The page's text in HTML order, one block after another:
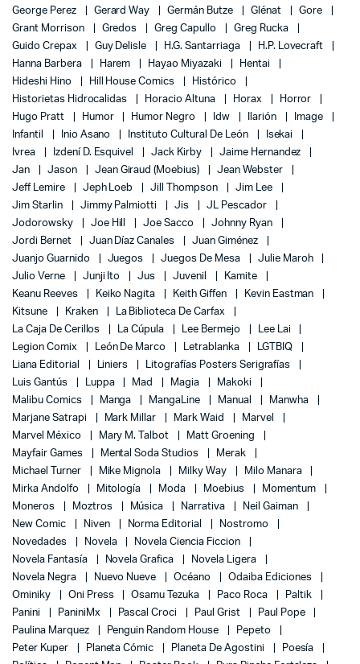
George Perez
Gerard Way Germán Butze Glénat
Gore
Grant Morrison
Gredos Greg Capullo
Greg Rucka
Guido Crepax
Guy Delisle H.G. Santarriaga
H.P. Lovecraft
Hanna Barbera
Harem Hayao Miyazaki
Hentai
Hideshi Hino
Hill House Comics
Histórico
Historietas Hidrocalidas
Horacio Altuna Horax
Horror
Hugo Pratt
Humor Humor Negro Idw Ilarión
Image
Infantil
Inio Asano Instituto Cultural De León
Isekai
Ivrea
Izdení D. Esquivel Jack Kirby
Jaime Hernandez
Jan
Jason Jean Giraud (Moebius)
Jean Webster
Jeff Lemire
Jeph Loeb Jill Thompson
Jim Lee
Jim Starlin
Jimmy Palmiotti Jis
JL Pescador
Jodorowsky
Joe Hill Joe Sacco
Johnny Ryan
Jordi Bernet
Juan Díaz Canales
Juan Giménez
Juanjo Guarnido
Juegos Juegos De Mesa
Julie Maroh
Julio Verne
Junji Ito Jus Juvenil
Kamite
Keanu Reeves
Keiko Nagita Keith Giffen
Kevin Eastman
Kitsune
Kraken
La Biblioteca De Carfax
La Caja De Cerillos
La Cúpula Lee Bermejo
Lee Lai
Legion Comix
León De Marco Letrablanka
LGTBIQ
Liana Editorial
Liniers
Litografías Posters Serigrafías
Luis Gantús
Luppa Mad Magia
Makoki
Malibu Comics
Manga MangaLine Manual
Manwha
Marjane Satrapi
Mark Millar Mark Waid
Marvel
Marvel México
Mary M. Talbot
Matt Groening
Mayfair Games
Mental Soda Studios
Merak
Michael Turner
Mike Mignola Milky Way
Milo Manara
Mirka Andolfo
Mitología Moda Moebius
Momentum
Moneros
Moztros Música Narrativa
Neil Gaiman
New Comic
Niven Norma Editorial
Nostromo
Novedades
Novela
Novela Ciencia Ficcion
Novela Fantasía
Novela Grafica
Novela Ligera
Novela Negra
Nuevo Nueve Océano
Odaiba Ediciones
Ominiky
Oni Press Osamu Tezuka Paco Roca
Paltik
Panini
PaniniMx Pascal Croci Paul Grist
Paul Pope
Paulina Marquez
Penguin Random House
Pepeto
Peter Kuper
Planeta Cómic Planeta De Agostini
Poesía